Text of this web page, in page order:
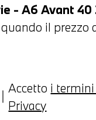
- A6 Avant
il
Accetto i
Privacy